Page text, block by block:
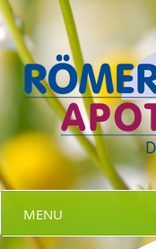
MENU